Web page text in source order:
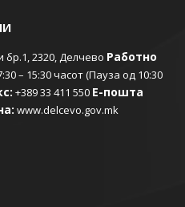
бр.1, 2320, Делчево Работно
– 15:30 часот (Пауза од 10:30
+389 33 411 550 Е-пошта
www.delcevo.gov.mk